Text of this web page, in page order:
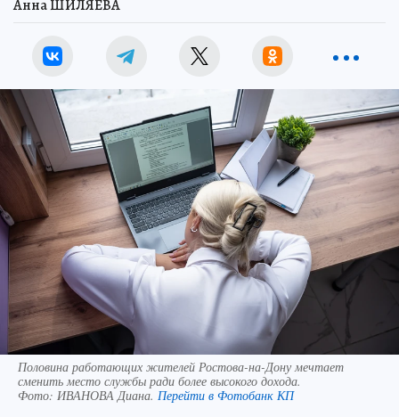
Анна ШИЛЯЕВА
Половина работающих жителей Ростова-на-Дону мечтает
сменить место службы ради более высокого дохода.
Фото: ИВАНОВА Диана. Перейти в Фотобанк КП